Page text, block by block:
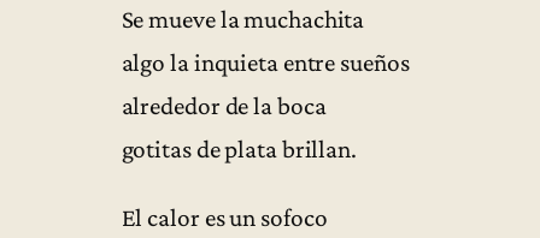
Se mueve la muchachita
algo la inquieta entre sueños
alrededor de la boca
gotitas de plata brillan.
El calor es un sofoco